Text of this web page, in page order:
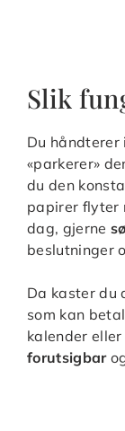
Slik
Du håndterer
«parkerer»
du den
papirer flyter
dag, gjerne
beslutninger
Da kaster du
som kan
kalender eller
forutsigbar